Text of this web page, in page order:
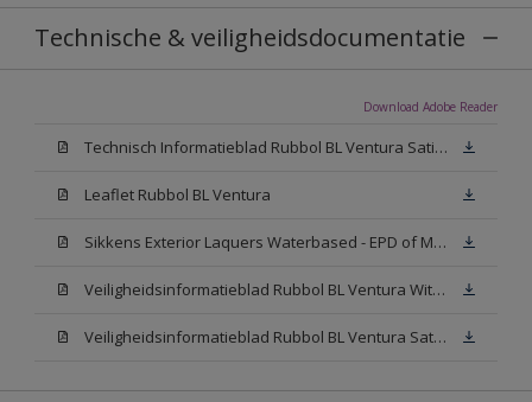
Technische & veiligheidsdocumentatie
Download Adobe Reader
Technisch Informatieblad Rubbol BL Ventura Satin (PDF)
Leaflet Rubbol BL Ventura
Sikkens Exterior Laquers Waterbased - EPD of Milieuproductverklaring
Veiligheidsinformatieblad Rubbol BL Ventura Wit W05(MSDS)
Veiligheidsinformatieblad Rubbol BL Ventura Satin N00 (MSDS)